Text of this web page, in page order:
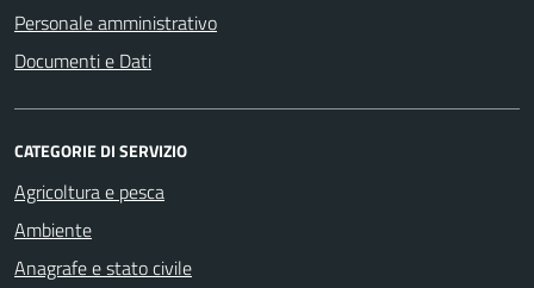
Personale amministrativo
Documenti e Dati
CATEGORIE DI SERVIZIO
Agricoltura e pesca
Ambiente
Anagrafe e stato civile